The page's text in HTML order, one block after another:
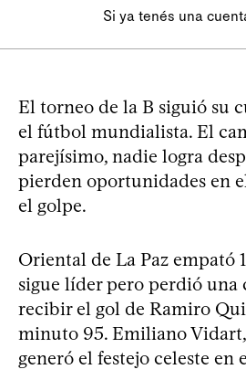
Si ya tenés una
El torneo de la B siguió su
el fútbol mundialista. El
parejísimo, nadie logra
pierden oportunidades en
el golpe.
Oriental de La Paz empató
sigue líder pero perdió una
recibir el gol de Ramiro
minuto 95. Emiliano
generó el festejo celeste